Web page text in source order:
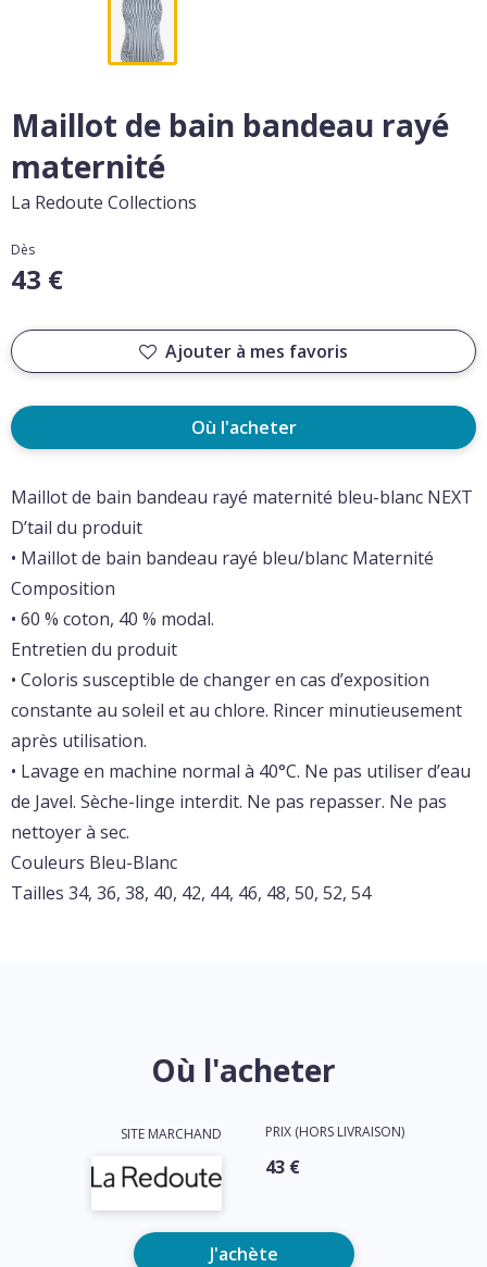
Maillot de bain bandeau rayé
maternité
La Redoute Collections
Dès
43 €
Ajouter à mes favoris
Où l'acheter
Maillot de bain bandeau rayé maternité bleu-blanc NEXT
D’tail du produit
• Maillot de bain bandeau rayé bleu/blanc Maternité
Composition
• 60 % coton, 40 % modal.
Entretien du produit
• Coloris susceptible de changer en cas d’exposition
constante au soleil et au chlore. Rincer minutieusement
après utilisation.
• Lavage en machine normal à 40°C. Ne pas utiliser d’eau
de Javel. Sèche-linge interdit. Ne pas repasser. Ne pas
nettoyer à sec.
Couleurs Bleu-Blanc
Tailles 34, 36, 38, 40, 42, 44, 46, 48, 50, 52, 54
Où l'acheter
SITE MARCHAND PRIX (HORS LIVRAISON)
43 €
J'achète